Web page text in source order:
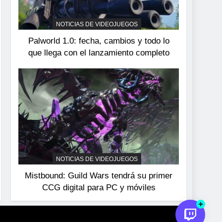
devuelve el espectáculo
de la conducción
Series X|S y PC
NOTICIAS DE VIDEOJUEGOS
NOTICIAS DE VIDEOJUEGOS
Palworld 1.0: fecha, cambios y todo lo
que llega con el lanzamiento completo
NOTICIAS DE VIDEOJUEGOS
Mistbound: Guild Wars tendrá su primer
CCG digital para PC y móviles